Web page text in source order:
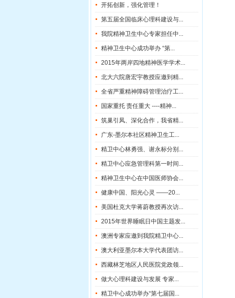
开拓创新，强化管理！
第五届全国临床心理科建设与...
我院精神卫生中心专家担任中...
精神卫生中心成功举办 “第...
2015年两岸四地精神医学学术...
北大六院唐宏宇教授应邀到精...
全省严重精神障碍管理治疗工...
国家重托 责任重大 ----精神...
筑巢引凤、深化合作，我省精...
广东-墨尔本社区精神卫生工...
精卫中心林勇强、谢永标分别...
精卫中心应急管理科第一时间...
精神卫生中心在中国医师协会...
健康中国、阳光心灵 ——20...
美国杜克大学蒋蔚教授再次访...
2015年世界睡眠日中国主题发...
澳洲专家应邀到我院精卫中心...
澳大利亚墨尔本大学代表团访...
西藏林芝地区人民医院党政领...
做大心理科建设与发展 专家...
精卫中心成功举办“第七届国...